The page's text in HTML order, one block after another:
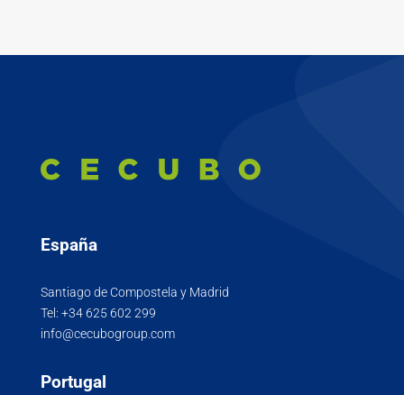
España
Santiago de Compostela y Madrid
Tel: +34 625 602 299
info@cecubogroup.com
Portugal